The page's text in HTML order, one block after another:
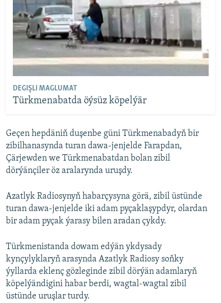
DEGIŞLI MAGLUMAT
Türkmenabatda öýsüz köpelýär
Geçen hepdäniň duşenbe güni Türkmenabadyň bir
zibilhanasynda turan dawa-jenjelde Farapdan,
Çärjewden we Türkmenabatdan bolan zibil
dörýänçiler öz aralarynda uruşdy.
Azatlyk Radiosynyň habarçysyna görä, zibil üstünde
turan dawa-jenjelde iki adam pyçaklaşypdyr, olardan
bir adam pyçak ýarasy bilen aradan çykdy.
Türkmenistanda dowam edýän ykdysady
kynçylyklaryň arasynda Azatlyk Radiosy soňky
ýyllarda eklenç gözleginde zibil dörýän adamlaryň
köpelýändigini habar berdi, wagtal-wagtal zibil
üstünde uruşlar turdy.